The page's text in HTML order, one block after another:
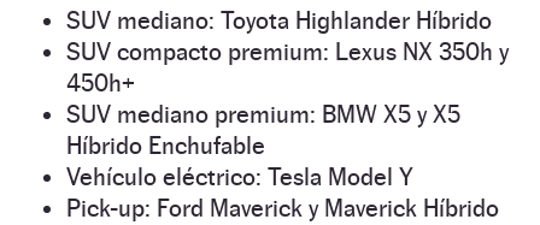
SUV mediano: Toyota Highlander Híbrido
SUV compacto premium: Lexus NX 350h y
450h+
SUV mediano premium: BMW X5 y X5
Híbrido Enchufable
Vehículo eléctrico: Tesla Model Y
Pick-up: Ford Maverick y Maverick Híbrido